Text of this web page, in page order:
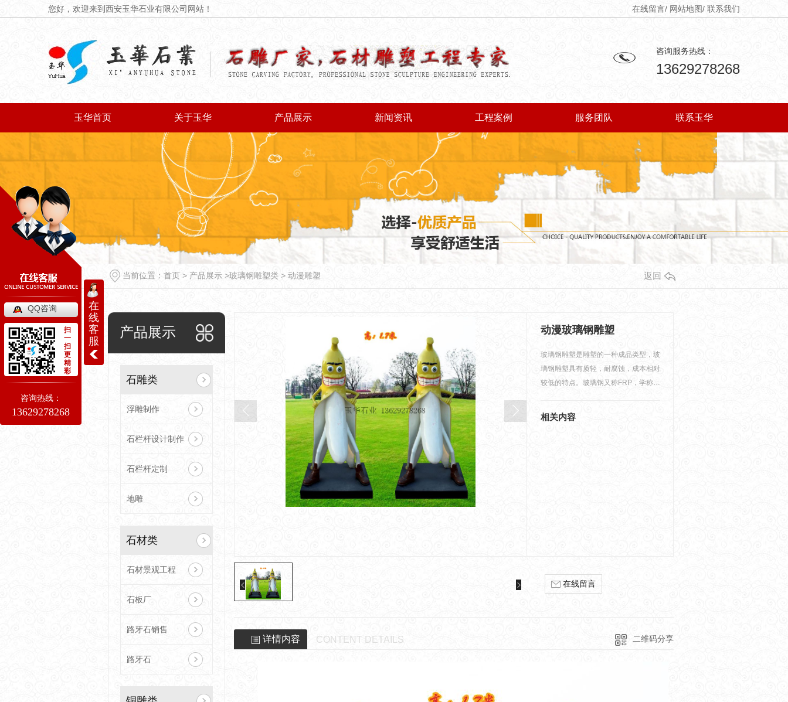
您好，欢迎来到西安玉华石业有限公司网站！ 在线留言/ 网站地图/ 联系我们
咨询服务热线：
13629278268
玉华首页 关于玉华 产品展示 新闻资讯 工程案例 服务团队 联系玉华
当前位置： 首页 > 产品展示 >玻璃钢雕塑类 > 动漫雕塑 返回
产品展示
石雕类
浮雕制作
石栏杆设计制作
石栏杆定制
地雕
石材类
石材景观工程
石板厂
路牙石销售
路牙石
动漫玻璃钢雕塑
玻璃钢雕塑是雕塑的一种成品类型，玻
璃钢雕塑具有质轻，耐腐蚀，成本相对
较低的特点。玻璃钢又称FRP，学称纤
相关内容
在线留言
详情内容 CONTENT DETAILS 二维码分享
在
线
客
服
QQ咨询
扫
一
扫
更
精
彩
咨询热线：
13629278268